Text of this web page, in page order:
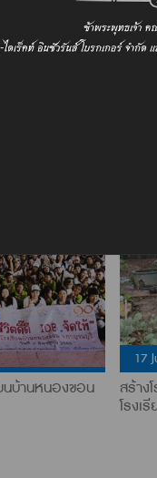
นบ้านหนองขอน
17
สร้าง
โรงเ